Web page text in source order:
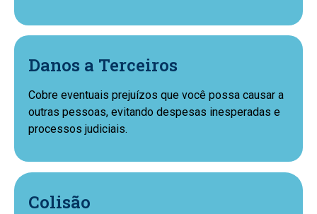
Danos a Terceiros
Cobre eventuais prejuízos que você possa causar a
outras pessoas, evitando despesas inesperadas e
processos judiciais.
Colisão